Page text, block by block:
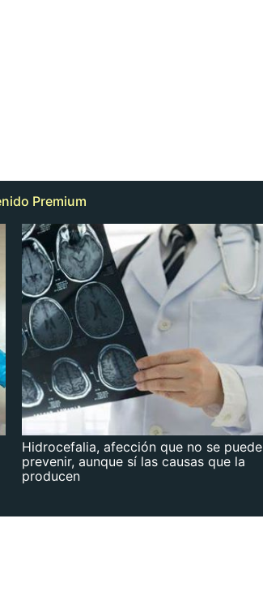
Premium
Hidrocefalia, afección que no se puede
prevenir, aunque sí las causas que la
producen